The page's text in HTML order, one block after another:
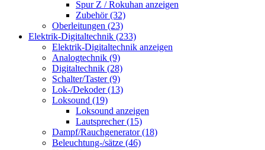
Spur Z / Rokuhan anzeigen
Zubehör (32)
Oberleitungen (23)
Elektrik-Digitaltechnik (233)
Elektrik-Digitaltechnik anzeigen
Analogtechnik (9)
Digitaltechnik (28)
Schalter/Taster (9)
Lok-/Dekoder (13)
Loksound (19)
Loksound anzeigen
Lautsprecher (15)
Dampf/Rauchgenerator (18)
Beleuchtung-/sätze (46)